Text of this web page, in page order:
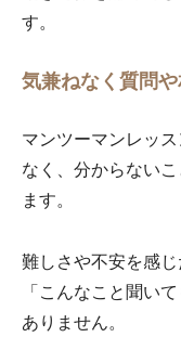
す。
気兼ねなく質問
マンツーマンレッ
なく、分からない
ます。
難しさや不安を感じ
「こんなこと聞い
ありません。